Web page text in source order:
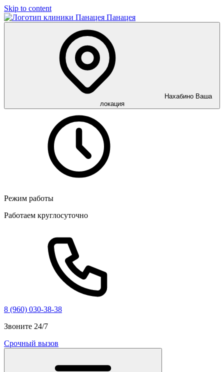
Skip to content
Панацея
Нахабино Ваша
локация
Режим работы
Работаем круглосуточно
8 (960) 030-38-38
Звоните 24/7
Срочный вызов